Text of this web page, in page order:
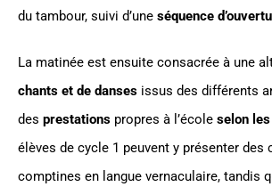
du tambour, suivi d’une séquence
La matinée est ensuite consacrée à une
chants et de danses issus des différents
des prestations propres à l’école selon
élèves de cycle 1 peuvent y présenter des
comptines en langue vernaculaire, tandis